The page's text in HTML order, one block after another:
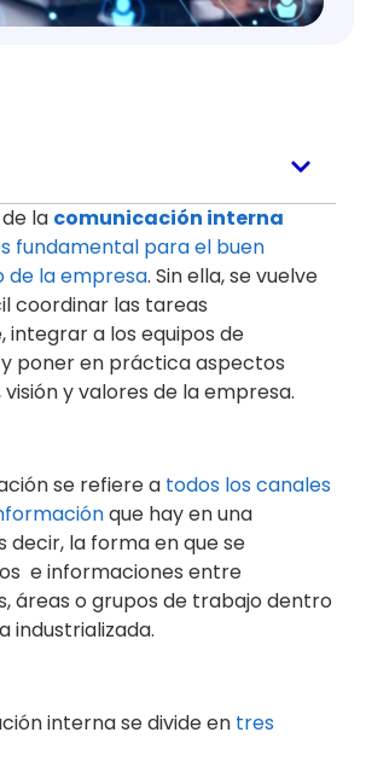
la comunicación interna
fundamental para el buen
de la empresa. Sin ella, se vuelve
coordinar las tareas
a los equipos de
poner en práctica aspectos
y valores de la empresa.
se refiere a todos los canales
que hay en una
decir, la forma en que se
e informaciones entre
áreas o grupos de trabajo dentro
industrializada.
interna se divide en tres